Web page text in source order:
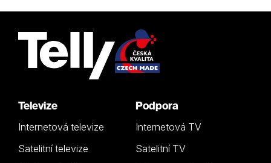
Televize
Internetová televize
Satelitní televize
Podpora
Internetová TV
Satelitní TV